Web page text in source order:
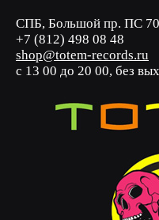
СПБ, Большой пр. ПС
+7 (812) 498 08 48
shop@totem-records.ru
с 13 00 до 20 00, без